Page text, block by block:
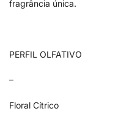
fragrância única.
PERFIL OLFATIVO
–
Floral Cítrico